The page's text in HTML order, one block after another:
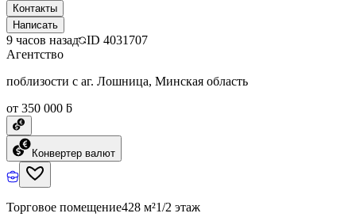
Контакты
Написать
9 часов назад ID 4031707
Агентство
поблизости с аг. Лошница, Минская область
от 350 000 ƃ
Конвертер валют
Торговое помещение428 м²1/2 этаж